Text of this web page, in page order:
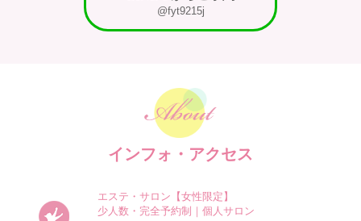
@fyt9215j
インフォ・アクセス
エステ・サロン【女性限定】
少人数・完全予約制｜個人サロン